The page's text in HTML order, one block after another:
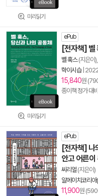
미리읽기
미리읽기
ePub
[전자책] 벨
벨 훅스(지은이),
학이시습|
15,840원
종이책 정가 대비
ePub
[전자책] 나
안고 어른이
씨리얼 (지은이)
알에이치코리
11,900원